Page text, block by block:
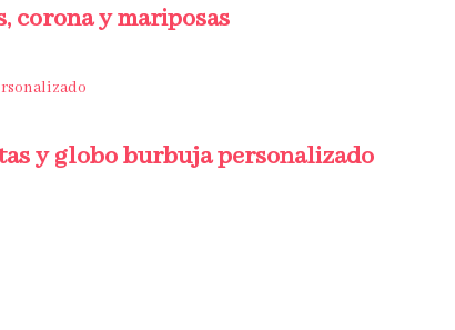
corona y mariposas
y globo burbuja personalizado